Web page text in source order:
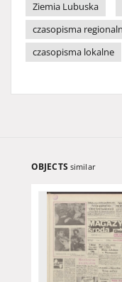
Ziemia Lubuska
czasopisma
czasopisma lokalne
OBJECTS similar